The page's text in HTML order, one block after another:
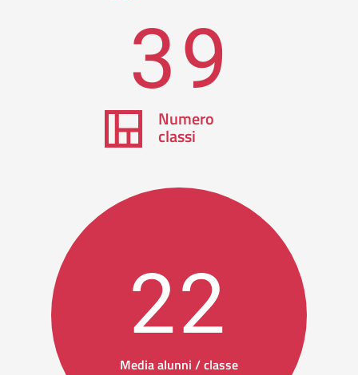
39
Numero
classi
22
Media alunni / classe